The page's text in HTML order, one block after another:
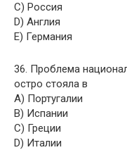
C) Россия
D) Англия
E) Германия
36. Проблема
остро стояла в
A) Португалии
B) Испании
C) Греции
D) Италии